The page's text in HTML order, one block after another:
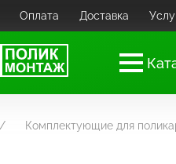
Оплата Доставка
Комплектующие для